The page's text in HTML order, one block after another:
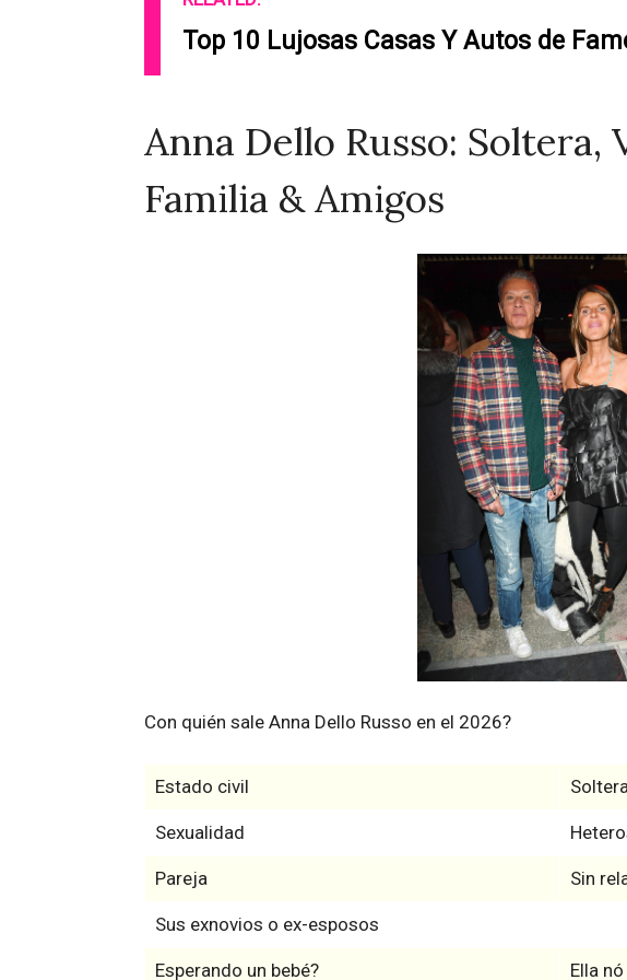
Top 10 Lujosas Casas Y Autos de
Anna Dello Russo: Soltera,
Familia & Amigos
Con quién sale Anna Dello Russo en el 2026?
Estado civil Soltera
Sexualidad
Pareja Sin
Sus exnovios o ex-esposos
Esperando un bebé? Ella